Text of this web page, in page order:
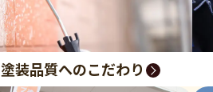
塗装品質へのこだわり